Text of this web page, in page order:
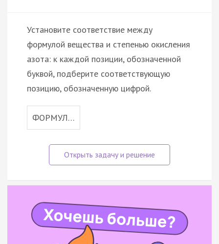
Установите соответствие между
формулой вещества и степенью окисления
азота: к каждой позиции, обозначенной
буквой, подберите соответствующую
позицию, обозначенную цифрой.
ФОРМУЛ…